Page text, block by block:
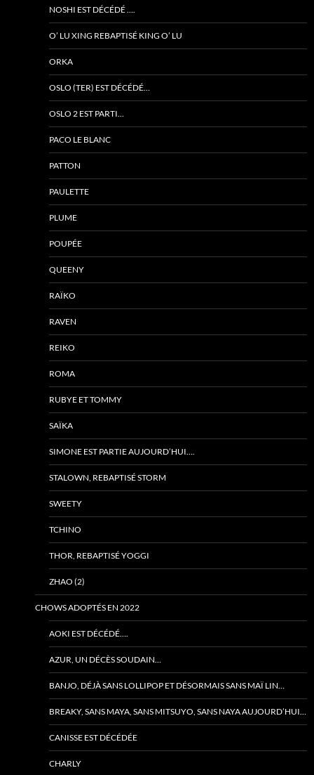
NOSHI EST DÉCÉDÉ ….
O’ LU XING REBAPTISÉ KING O’ LU
ORKA
OSLO (TER) EST DÉCÉDÉ…
OSLO 2 EST PARTI…
PACO LE BLANC
PATTON
PAULETTE
PLUME
POUPÉE
QUEENY
RAÏKO
RAVEN
REIKO
ROMA
RUBYE ET TOMMY
SAÏKA
SIMONE EST PARTIE AUJOURD’HUI….
STALOWN, REBAPTISÉ STORM
SWEETY
TCHINO
THOR, REBAPTISÉ YOGGI
ZHAO (2)
CHOWS ADOPTÉS EN 2022
AOKI EST DÉCÉDÉ….
AZUR, UN DÉCÈS SOUDAIN…
BANJO, DÉJÀ SANS LOLLIPOP ET DÉSORMAIS SANS MAÏ LIN…
BREAKY, SANS MAYA, SANS MITSUYO, SANS NAYA AUJOURD’HUI…
CANISSE EST DÉCÉDÉE
CHARLY